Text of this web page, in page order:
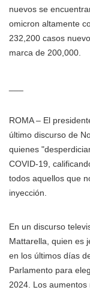
nuevos se
omicron altamente
232,200 casos
marca de 200,000.
ROMA – El
último discurso de
quienes
COVID-19,
todos aquellos que
inyección.
En un discurso
Mattarella, quien es
en los últimos días
Parlamento para
2024. Los